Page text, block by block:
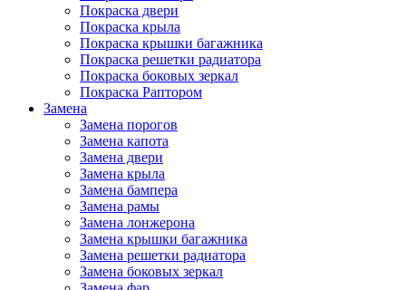
Покраска двери
Покраска крыла
Покраска крышки багажника
Покраска решетки радиатора
Покраска боковых зеркал
Покраска Раптором
Замена
Замена порогов
Замена капота
Замена двери
Замена крыла
Замена бампера
Замена рамы
Замена лонжерона
Замена крышки багажника
Замена решетки радиатора
Замена боковых зеркал